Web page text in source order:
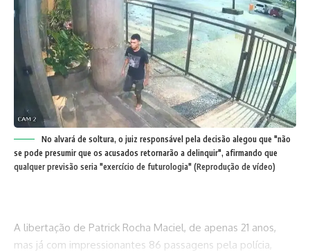
No alvará de soltura, o juiz responsável pela decisão alegou que "não
se pode presumir que os acusados retornarão a delinquir", afirmando que
qualquer previsão seria "exercício de futurologia" (Reprodução de vídeo)
A libertação de Patrick Rocha Maciel, de apenas 21 anos,
mas já com impressionantes 86 passagens pela polícia,